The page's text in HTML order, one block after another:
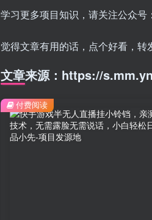
学习更多项目知识，请关注公众号
觉得文章有用的话，点个好看，转
文章来源：https://
付费阅读